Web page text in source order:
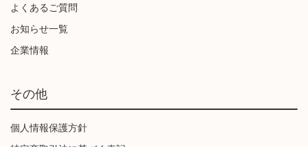
よくあるご質問
お知らせ一覧
企業情報
その他
個人情報保護方針